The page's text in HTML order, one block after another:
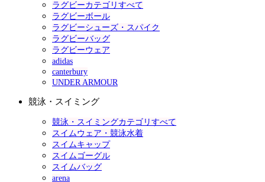
ラグビーカテゴリすべて
ラグビーボール
ラグビーシューズ・スパイク
ラグビーバッグ
ラグビーウェア
adidas
canterbury
UNDER ARMOUR
競泳・スイミング
競泳・スイミングカテゴリすべて
スイムウェア・競泳水着
スイムキャップ
スイムゴーグル
スイムバッグ
arena